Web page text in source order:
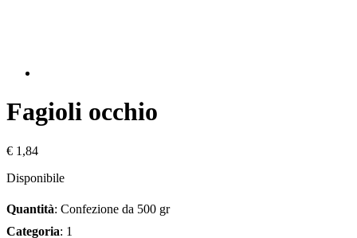
Fagioli occhio
€ 1,84
Disponibile
Quantità: Confezione da 500 gr
Categoria: 1